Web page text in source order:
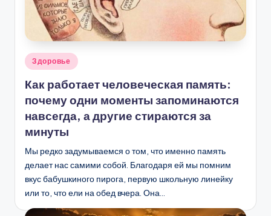
Опубликовано
Здоровье
Как работает человеческая память:
почему одни моменты запоминаются
навсегда, а другие стираются за
минуты
Мы редко задумываемся о том, что именно память
делает нас самими собой. Благодаря ей мы помним
вкус бабушкиного пирога, первую школьную линейку
или то, что ели на обед вчера. Она…